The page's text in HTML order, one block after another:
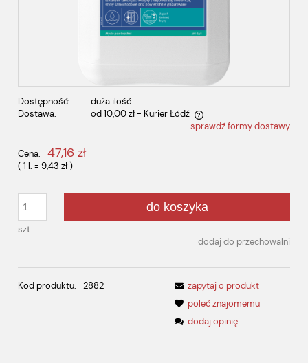
Dostępność:
duża ilość
Dostawa:
od 10,00 zł - Kurier Łódź
Cena nie zawiera ewentualnych kosztów płatnościsprawdź formy dostawy
Cena: 47,16 zł
( 1 l. = 9,43 zł)
szt.
do koszyka
dodaj do przechowalni
Kod produktu: 2882
zapytaj o produkt
poleć znajomemu
dodaj opinię